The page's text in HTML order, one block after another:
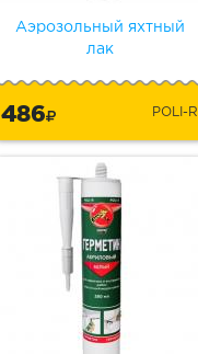
Аэрозольный яхтный
лак
486 POLI-R